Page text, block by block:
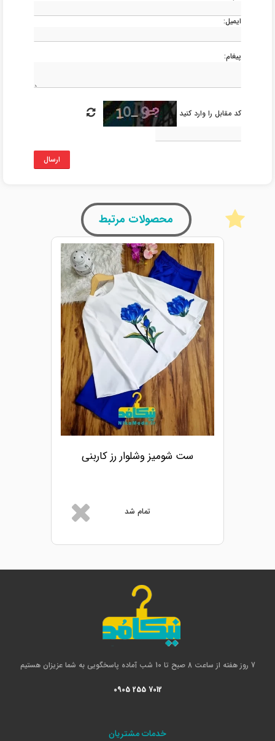
ایمیل:
پیغام:
کد مقابل را وارد کنید
ارسال
محصولات مرتبط
ست شومیز وشلوار رز کاربنی
تمام شد
7 روز هفته از ساعت 8 صبح تا 10 شب آماده پاسخگویی به شما عزیزان هستیم
0905 255 7012
خدمات مشتریان